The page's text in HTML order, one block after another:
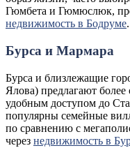
Гюмбета и Гюмюслюк,
недвижимость в Бодруме.
Бурса и Мармара
Бурса и близлежащие
Ялова) предлагают
удобным доступом до
популярны семейные
по сравнению с
через недвижимость в